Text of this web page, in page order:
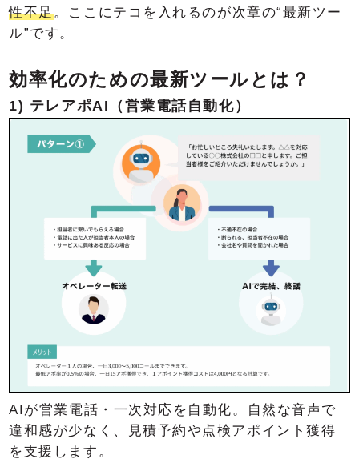
性不足。ここにテコを入れるのが次章の“最新ツー
ル”です。
効率化のための最新ツールとは？
1) テレアポAI（営業電話自動化）
AIが営業電話・一次対応を自動化。自然な音声で
違和感が少なく、見積予約や点検アポイント獲得
を支援します。